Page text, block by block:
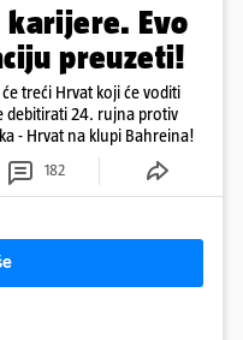
Evo
preuzeti!
treći Hrvat koji će voditi
debitirati 24. rujna protiv
- Hrvat na klupi Bahreina!
182